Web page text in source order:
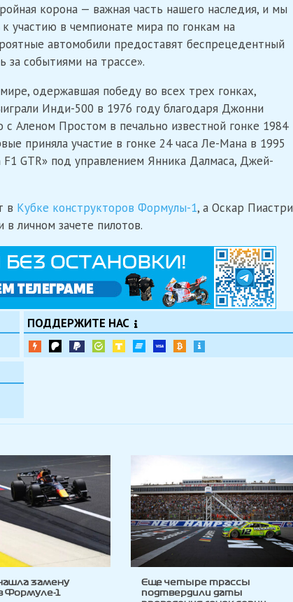
корона — важная часть нашего наследия, и мы
участию в чемпионате мира по гонкам на
автомобили предоставят беспрецедентный
событиями на трассе».
одержавшая победу во всех трех гонках,
Инди-500 в 1976 году благодаря Джонни
Аленом Простом в печально известной гонке 1984
приняла участие в гонке 24 часа Ле-Мана в 1995
GTR» под управлением Янника Далмаса, Джей-
в Кубке конструкторов Формулы-1, а Оскар Пиастри
личном зачете пилотов.
ПОДДЕРЖИТЕ НАС
замену
Формуле-1
Еще четыре трассы
подтвердили даты